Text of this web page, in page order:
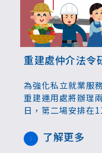
重建處仲介法令
為強化私立就業服
重建運用處將辦理
日，第二場安排在
了解更多